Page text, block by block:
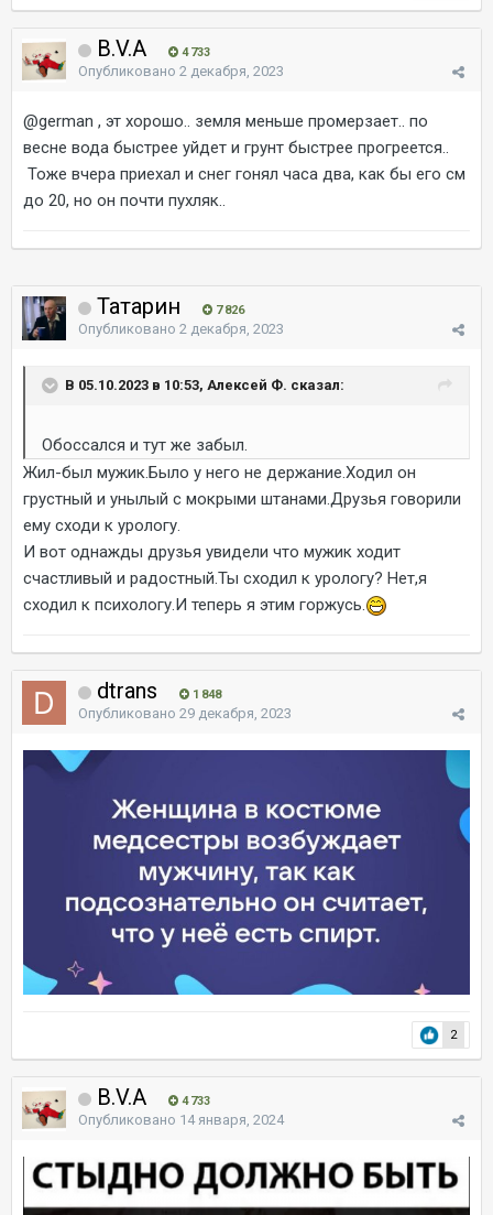
B.V.A 4 733
Опубликовано 2 декабря, 2023
@german , эт хорошо.. земля меньше промерзает.. по
весне вода быстрее уйдет и грунт быстрее прогреется..
Тоже вчера приехал и снег гонял часа два, как бы его см
до 20, но он почти пухляк..
Татарин 7 826
Опубликовано 2 декабря, 2023
В 05.10.2023 в 10:53, Алексей Ф. сказал:
Обоссался и тут же забыл.
Жил-был мужик.Было у него не держание.Ходил он
грустный и унылый с мокрыми штанами.Друзья говорили
ему сходи к урологу.
И вот однажды друзья увидели что мужик ходит
счастливый и радостный.Ты сходил к урологу? Нет,я
сходил к психологу.И теперь я этим горжусь.
dtrans 1 848
Опубликовано 29 декабря, 2023
2
B.V.A 4 733
Опубликовано 14 января, 2024